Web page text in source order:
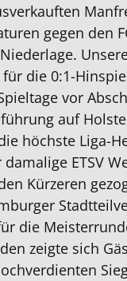
gegen den
die 0:1-
vor
auf
höchste Liga-
ETSV
Kürzeren
die
zeigte sich